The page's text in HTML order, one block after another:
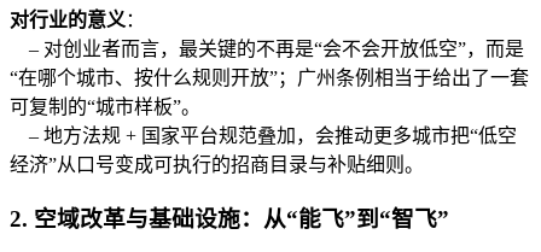
对行业的意义 ：
– 对创业者而言，最关键的不再是“会不会开放低空”，而是
“在哪个城市、按什么规则开放”；广州条例相当于给出了一套
可复制的“城市样板”。
– 地方法规 + 国家平台规范叠加，会推动更多城市把“低空
经济”从口号变成可执行的招商目录与补贴细则。
2. 空域改革与基础设施：从“能飞”到“智飞”